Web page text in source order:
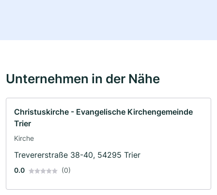
Unternehmen in der Nähe
Christuskirche - Evangelische Kirchengemeinde
Trier
Kirche
Trevererstraße 38-40, 54295 Trier
0.0 (0)